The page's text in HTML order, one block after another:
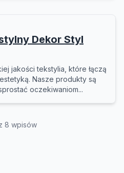
Dekor Styl
jakości tekstylia, które łączą
Nasze produkty są
oczekiwaniom...
8 wpisów